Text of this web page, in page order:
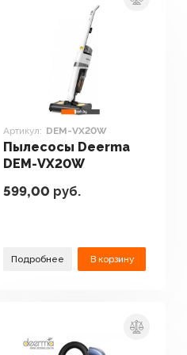
Артикул: DEM-VX20W
Пылесосы Deerma
DEM-VX20W
599,00 руб.
Подробнее В корзину